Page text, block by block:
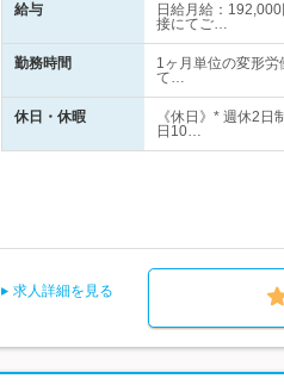
給与
日給月給：
接にてご…
勤務時間
1ヶ月単位の変形
て…
休日・休暇
《休日》* 週休2
日10…
求人詳細を見る